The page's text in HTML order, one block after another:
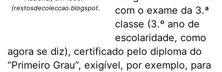
(restosdecoleccao.blogspot.com) com o exame da 3.ª
classe (3.º ano de
escolaridade, como
agora se diz), certificado pelo diploma do
“Primeiro Grau”, exigível, por exemplo, para